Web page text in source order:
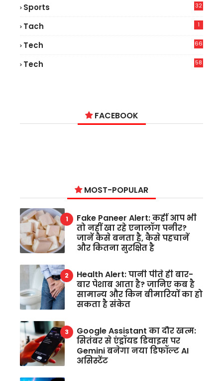
Sports 32
Tach 1
Tech
66
Tech
58
FACEBOOK
MOST-POPULAR
Fake Paneer Alert: कहीं आप भी
तो नहीं खा रहे एनालॉग पनीर?
जानें कैसे बनता है, कैसे पहचानें
और कितना सुरक्षित है
Health Alert: पानी पीते ही बार-
बार पेशाब आता है? जानिए कब है
सामान्य और किन बीमारियों का हो
सकता है संकेत
Google Assistant का दौर खत्म:
सितंबर से एंड्रॉयड डिवाइस पर
Gemini बनेगा नया डिफॉल्ट AI
असिस्टेंट